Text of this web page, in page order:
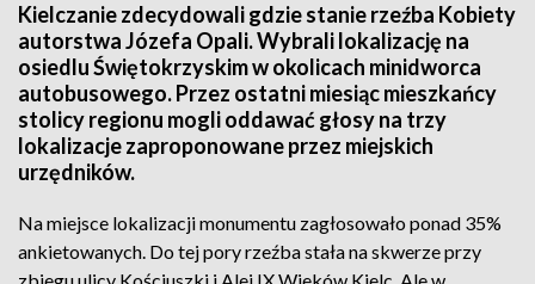
Kielczanie zdecydowali gdzie stanie rzeźba Kobiety
autorstwa Józefa Opali. Wybrali lokalizację na
osiedlu Świętokrzyskim w okolicach minidworca
autobusowego. Przez ostatni miesiąc mieszkańcy
stolicy regionu mogli oddawać głosy na trzy
lokalizacje zaproponowane przez miejskich
urzędników.
Na miejsce lokalizacji monumentu zagłosowało ponad 35%
ankietowanych. Do tej pory rzeźba stała na skwerze przy